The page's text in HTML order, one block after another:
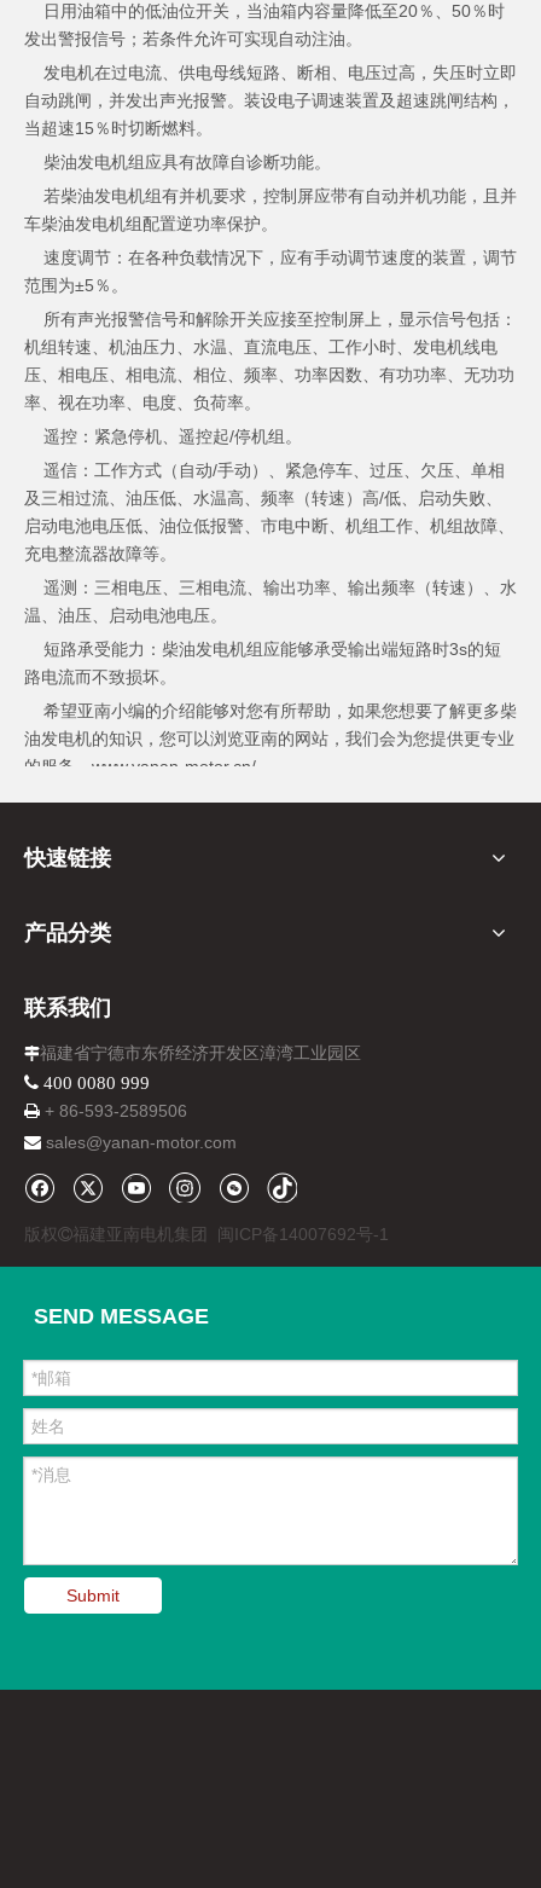
日用油箱中的低油位开关，当油箱内容量降低至20％、50％时
发出警报信号；若条件允许可实现自动注油。
发电机在过电流、供电母线短路、断相、电压过高，失压时立即
自动跳闸，并发出声光报警。装设电子调速装置及超速跳闸结构，
当超速15％时切断燃料。
柴油发电机组应具有故障自诊断功能。
若柴油发电机组有并机要求，控制屏应带有自动并机功能，且并
车柴油发电机组配置逆功率保护。
速度调节：在各种负载情况下，应有手动调节速度的装置，调节
范围为±5％。
所有声光报警信号和解除开关应接至控制屏上，显示信号包括：
机组转速、机油压力、水温、直流电压、工作小时、发电机线电
压、相电压、相电流、相位、频率、功率因数、有功功率、无功功
率、视在功率、电度、负荷率。
遥控：紧急停机、遥控起/停机组。
遥信：工作方式（自动/手动）、紧急停车、过压、欠压、单相
及三相过流、油压低、水温高、频率（转速）高/低、启动失败、
启动电池电压低、油位低报警、市电中断、机组工作、机组故障、
充电整流器故障等。
遥测：三相电压、三相电流、输出功率、输出频率（转速）、水
温、油压、启动电池电压。
短路承受能力：柴油发电机组应能够承受输出端短路时3s的短
路电流而不致损坏。
希望亚南小编的介绍能够对您有所帮助，如果您想要了解更多柴
油发电机的知识，您可以浏览亚南的网站，我们会为您提供更专业
的服务。www.yanan-motor.cn/
快速链接
产品分类
联系我们
福建省宁德市东侨经济开发区漳湾工业园区
 400 0080 999
 + 86-593-2589506
 sales@yanan-motor.com
版权福建亚南电机集团 闽ICP备14007692号-1
SEND MESSAGE
Submit